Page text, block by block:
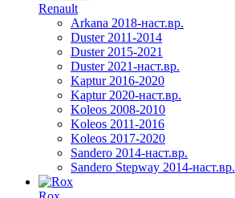
Renault
Arkana 2018-наст.вр.
Duster 2011-2014
Duster 2015-2021
Duster 2021-наст.вр.
Kaptur 2016-2020
Kaptur 2020-наст.вр.
Koleos 2008-2010
Koleos 2011-2016
Koleos 2017-2020
Sandero 2014-наст.вр.
Sandero Stepway 2014-наст.вр.